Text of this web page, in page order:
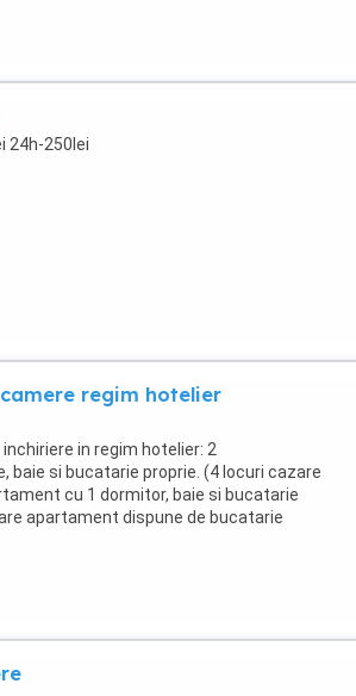
24h-250lei
regim hotelier
in regim hotelier: 2
baie si bucatarie proprie. (4 locuri cazare
cu 1 dormitor, baie si bucatarie
apartament dispune de bucatarie